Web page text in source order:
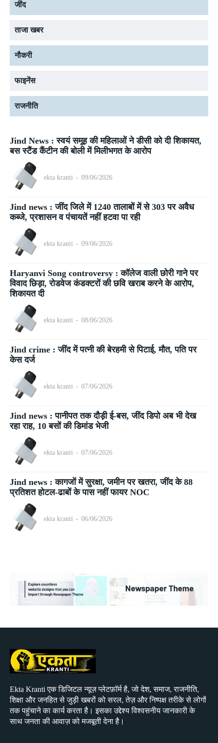
जींद
ताजा खबर
नौकरी
फाइनेंस
राजनीति
Jind News : स्वयं समूह की महिलाओं ने डीसी को दी शिकायत,
बस स्टैंड कैंटीन की बोली में मिलीभगत के आरोप
ekta kranti - 09/06/2026
Jind news : जींद जिले में 1240 तालाबों में से 303 पर अवैध
कब्जे, प्रशासन व पंचायतें नहीं हटवा पा रही
ekta kranti - 09/06/2026
Haryanvi Song controversy : कॉलेज वाली छोरी गाने पर
विवाद छिड़ा, रोडवेज कंडक्टरों की छवि खराब करने के आरोप,
शिकायत दी
ekta kranti - 08/06/2026
Jind crime : जींद में पत्नी की बेरहमी से पिटाई, मौत, पति पर
केस दर्ज
ekta kranti - 07/06/2026
Jind news : पानीपत तक दौड़ी ई-बस, जींद डिपो अब भी देख
रहा राह, 10 बसों की डिमांड भेजी
ekta kranti - 07/06/2026
Jind news : कागजों में सुरक्षा, जमीन पर खतरा, जींद के 88
प्रतिशत होटल-ढाबों के पास नहीं फायर NOC
ekta kranti - 06/06/2026
Ekta Kranti एक डिजिटल न्यूज़ प्लेटफ़ॉर्म है, जो देश, समाज, राजनीति,
शिक्षा और जनहित से जुड़ी खबरों को सरल, तेज़ और निष्पक्ष तरीके से लोगों
तक पहुंचाने का कार्य करता है। इसका उद्देश्य विश्वसनीय जानकारी के
साथ जनता की आवाज़ को मजबूती देना है।